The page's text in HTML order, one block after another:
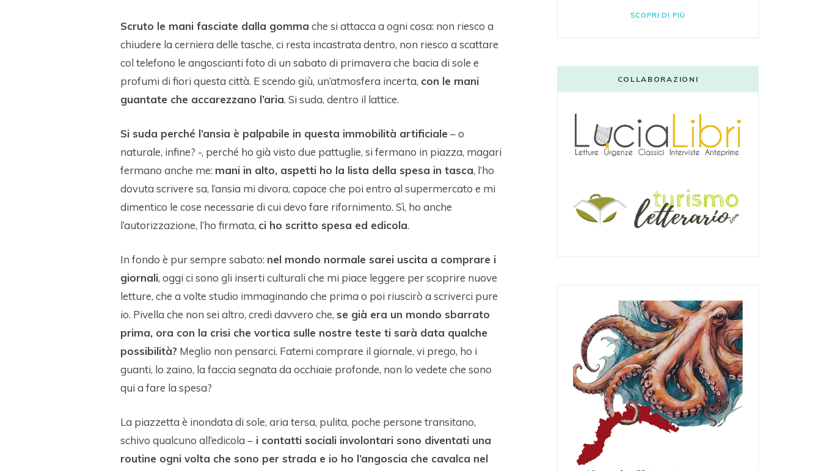
Scruto le mani fasciate dalla gomma che si attacca a ogni cosa: non riesco a
chiudere la cerniera delle tasche, ci resta incastrata dentro, non riesco a scattare
col telefono le angoscianti foto di un sabato di primavera che bacia di sole e
profumi di fiori questa città. E scendo giù, un’atmosfera incerta, con le mani
guantate che accarezzano l’aria. Si suda, dentro il lattice.
Si suda perché l’ansia è palpabile in questa immobilità artificiale – o
naturale, infine? -, perché ho già visto due pattuglie, si fermano in piazza, magari
fermano anche me: mani in alto, aspetti ho la lista della spesa in tasca, l’ho
dovuta scrivere sa, l’ansia mi divora, capace che poi entro al supermercato e mi
dimentico le cose necessarie di cui devo fare rifornimento. Sì, ho anche
l’autorizzazione, l’ho firmata, ci ho scritto spesa ed edicola.
In fondo è pur sempre sabato: nel mondo normale sarei uscita a comprare i
giornali, oggi ci sono gli inserti culturali che mi piace leggere per scoprire nuove
letture, che a volte studio immaginando che prima o poi riuscirò a scriverci pure
io. Pivella che non sei altro, credi davvero che, se già era un mondo sbarrato
prima, ora con la crisi che vortica sulle nostre teste ti sarà data qualche
possibilità? Meglio non pensarci. Fatemi comprare il giornale, vi prego, ho i
guanti, lo zaino, la faccia segnata da occhiaie profonde, non lo vedete che sono
qui a fare la spesa?
La piazzetta è inondata di sole, aria tersa, pulita, poche persone transitano,
schivo qualcuno all’edicola –i contatti sociali involontari sono diventati una
routine ogni volta che sono per strada e io ho l’angoscia che cavalca nel
SCOPRI DI PIÙ
COLLABORAZIONI